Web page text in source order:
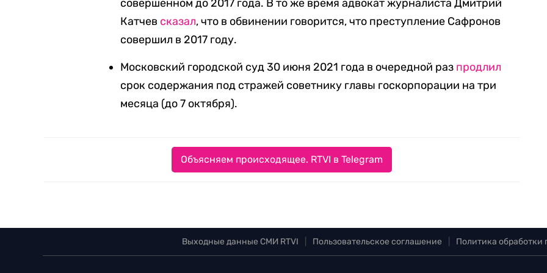
совершенном до 2017 года. В то же время адвокат журналиста Дмитрий
Катчев сказал, что в обвинении говорится, что преступление Сафронов
совершил в 2017 году.
Московский городской суд 30 июня 2021 года в очередной раз продлил
срок содержания под стражей советнику главы госкорпорации на три
месяца (до 7 октября).
Объясняем происходящее. RTVI в Telegram
Выходные данные СМИ RTVI Пользовательское соглашение Политика